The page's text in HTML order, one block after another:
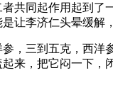
共同起作用起到
让李济仁头晕缓解
，三到五克，西
来，把它闷一下